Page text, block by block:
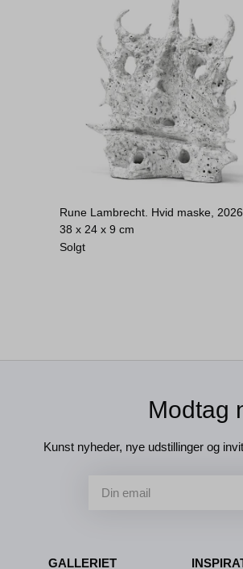
Rune Lambrecht. Hvid maske, 2026.
38 x 24 x 9 cm
Solgt
Modtag
Kunst nyheder, nye udstillinger og
GALLERIET